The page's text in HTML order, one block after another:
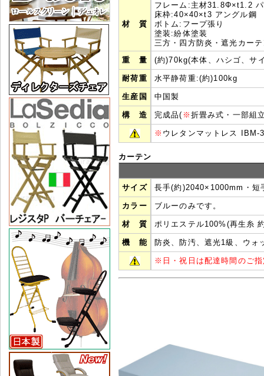
材 質
フレーム:主材31.8Φ×t1.2
床枠:40×40×t3 アングル鋼
ボトム:フープ張り
塗装:紛体塗装
三方・四方防炎・遮光カー
重 量
(約)70kg(本体、ハシゴ、サ
耐荷重 水平静荷重:(約)100kg
生産国 中国製
構 造 完成品( ※ 折畳み式・一部組
※ ウレタンマットレス IBM-
カーテン
サイズ 長手(約)2040×1000mm・短
カラー ブルーのみです。
材 質 ポリエステル100%(再生糸
機 能 防炎、防汚、遮光1級、ウォ
※ 日・祝日は配達時間のご